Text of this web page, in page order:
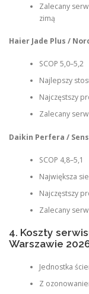
Zalecany
zimą
Haier Jade Plus /
SCOP 5,0–5,2
Najlepszy
Najczęstszy
Zalecany
Daikin Perfera /
SCOP 4,8–5,1
Największa
Najczęstszy
Zalecany
4. Koszty
Warszawie
Jednostka
Z